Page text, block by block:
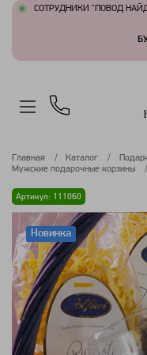
СОТРУДНИКИ "ПОВОД
Главная Каталог
Мужские подарочные корзины
Артикул: 111060
Новинка